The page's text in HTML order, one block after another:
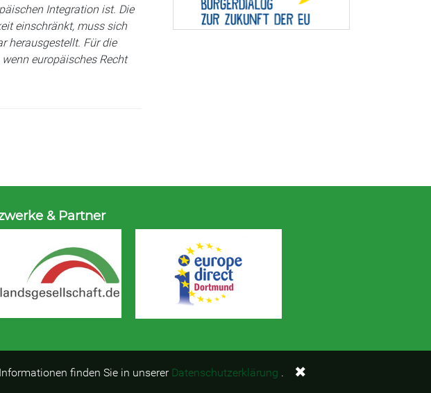
Integration ist. Die
einschränkt, muss sich
herausgestellt. Für die
europäisches Recht
& Partner
finden Sie in unserer Datenschutzerklärung . ✖